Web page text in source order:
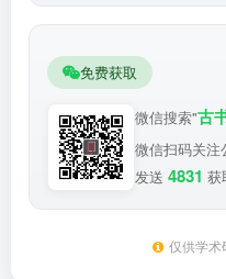
免费获取
微信搜索"古
微信扫码关注
发送 4831 获
仅供学术